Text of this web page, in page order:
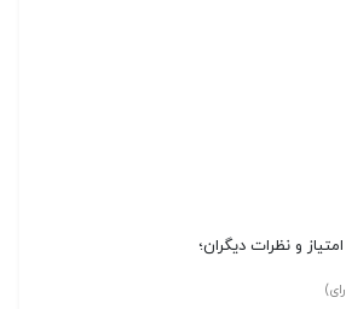
امتیاز و نظرات دیگران؛
رای)